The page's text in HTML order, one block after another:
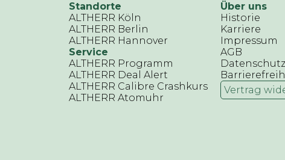
Standorte
ALTHERR Köln
ALTHERR Berlin
ALTHERR Hannover
Service
ALTHERR Programm
ALTHERR Deal Alert
ALTHERR Calibre Crashkurs
ALTHERR Atomuhr
Über uns
Historie
Karriere
Impressum
AGB
Datenschutz
Vertrag